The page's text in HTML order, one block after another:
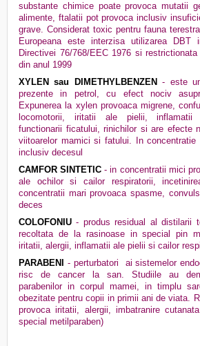
substante chimice poate provoca mutatii
alimente, ftalatii pot provoca inclusiv
grave. Considerat toxic pentru fauna
Europeana este interzisa utilizarea DBT
Directivei 76/768/EEC 1976 si
din anul 1999
XYLEN sau DIMETHYLBENZEN - este
prezente in petrol, cu efect nociv
Expunerea la xylen provoaca migrene,
locomotorii, iritatii ale pielii, inflamatii
functionarii ficatului, rinichilor si are efecte
viitoarelor mamici si fatului. In concentratie
inclusiv decesul
CAMFOR SINTETIC- in concentratii mici
ale ochilor si cailor respiratorii,
concentratii mari provoaca spasme,
deces
COLOFONIU - produs residual al distilarii
recoltata de la rasinoase in special pin
iritatii, alergii, inflamatii ale pielii si cailor
PARABENI
- perturbatori
ai sistemelor
risc de cancer la san. Studiile au
parabenilor in corpul mamei, in timplu
obezitate pentru copii in primii ani de viata.
provoca iritatii, alergii, imbatranire
special metilparaben)